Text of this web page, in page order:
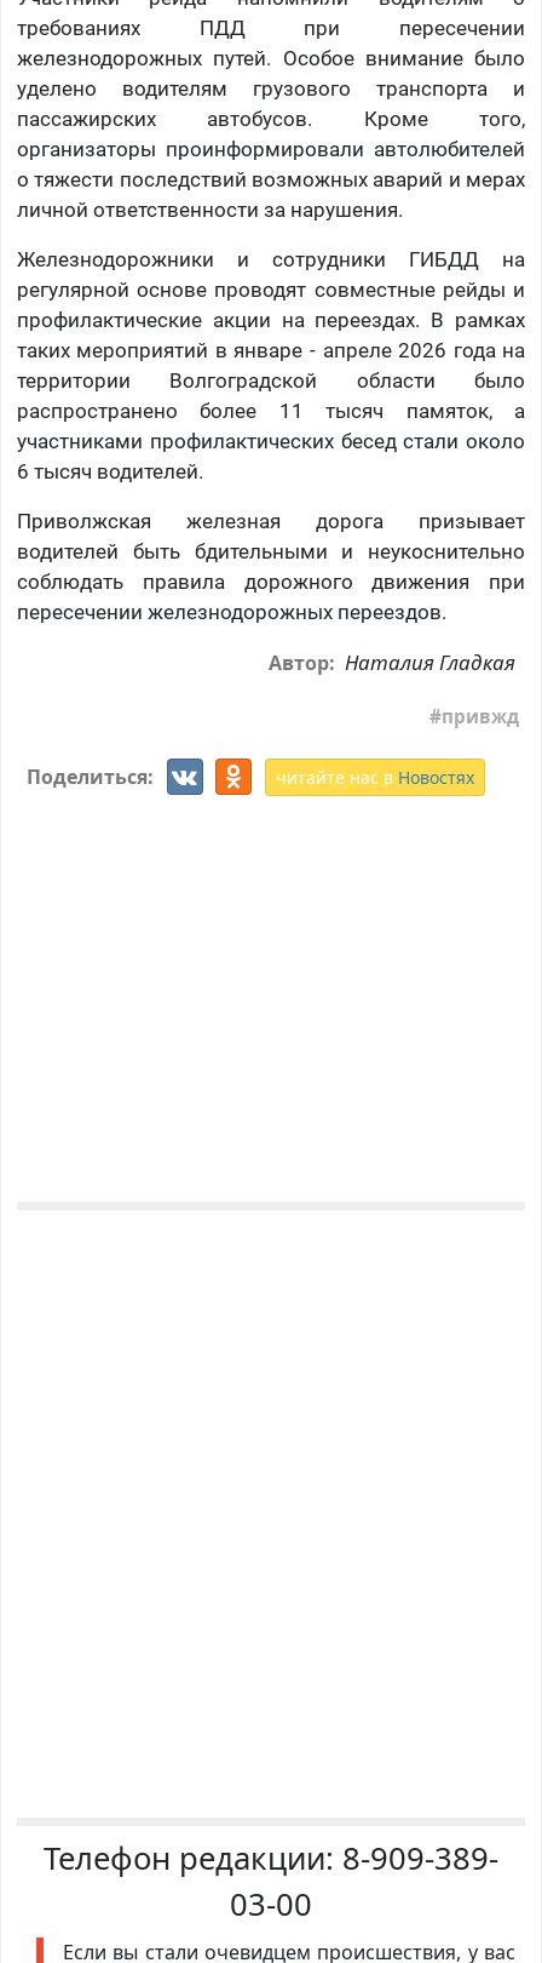
требованиях ПДД при пересечении
железнодорожных путей. Особое внимание было
уделено водителям грузового транспорта и
пассажирских автобусов. Кроме того,
организаторы проинформировали автолюбителей
о тяжести последствий возможных аварий и мерах
личной ответственности за нарушения.
Железнодорожники и сотрудники ГИБДД на
регулярной основе проводят совместные рейды и
профилактические акции на переездах. В рамках
таких мероприятий в январе - апреле 2026 года на
территории Волгоградской области было
распространено более 11 тысяч памяток, а
участниками профилактических бесед стали около
6 тысяч водителей.
Приволжская железная дорога призывает
водителей быть бдительными и неукоснительно
соблюдать правила дорожного движения при
пересечении железнодорожных переездов.
Автор: Наталия Гладкая
привжд
Поделиться: читайте нас в Новостях
Телефон редакции: 8-909-389-
03-00
Если вы стали очевидцем происшествия, у вас